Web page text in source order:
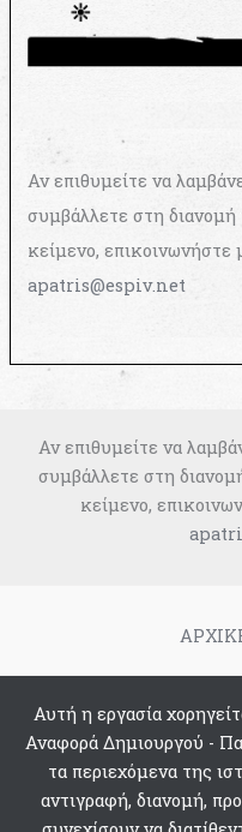
Αν επιθυμείτε να
συμβάλλετε στη διανομή
κείμενο,
apatris@espiv.net
Αν επιθυμείτε να
συμβάλλετε στη
κείμενο,
Αυτή η εργασία
Αναφορά Δημιουργού -
τα περιεχόμενα της
αντιγραφή, διανομή,